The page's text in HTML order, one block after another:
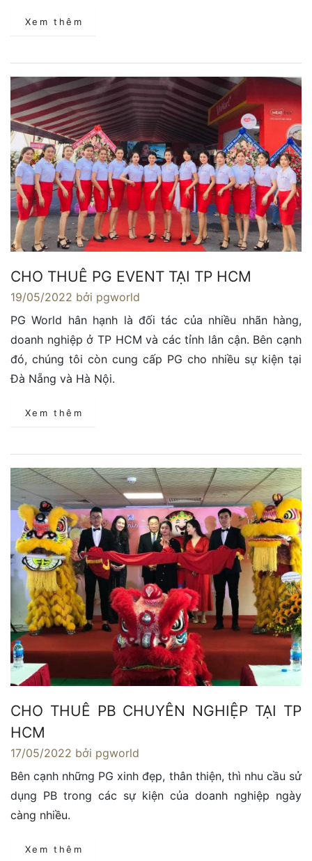
Xem thêm
CHO THUÊ PG EVENT TẠI TP HCM
19/05/2022 bởi pgworld
PG World hân hạnh là đối tác của nhiều nhãn hàng,
doanh nghiệp ở TP HCM và các tỉnh lân cận. Bên cạnh
đó, chúng tôi còn cung cấp PG cho nhiều sự kiện tại
Đà Nẵng và Hà Nội.
Xem thêm
CHO THUÊ PB CHUYÊN NGHIỆP TẠI TP
HCM
17/05/2022 bởi pgworld
Bên cạnh những PG xinh đẹp, thân thiện, thì nhu cầu sử
dụng PB trong các sự kiện của doanh nghiệp ngày
càng nhiều.
Xem thêm